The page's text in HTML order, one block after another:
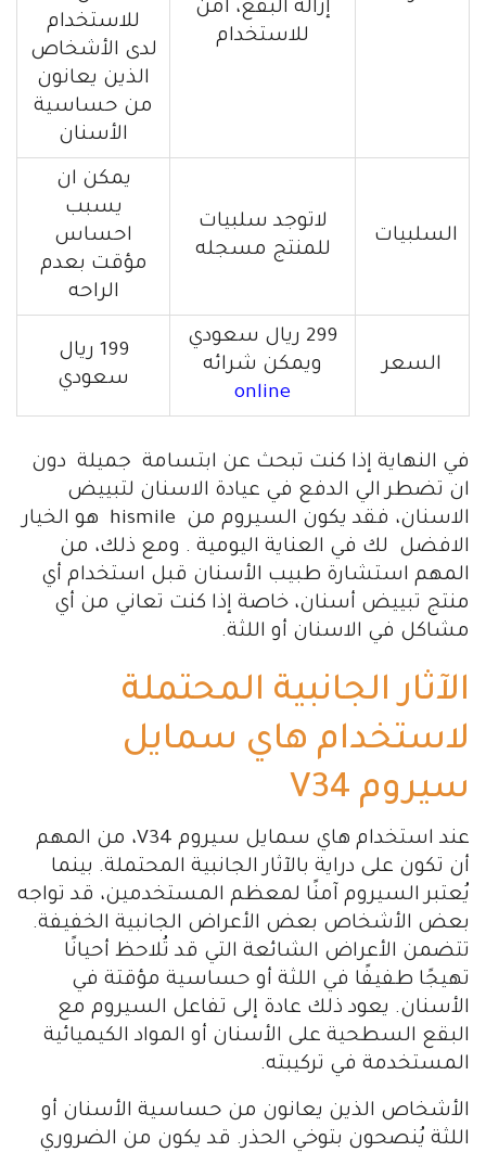
إزالة البقع، آمن
للاستخدام
للاستخدام
لدى الأشخاص
الذين يعانون
من حساسية
الأسنان
السلبيات
لاتوجد سلبيات
للمنتج مسجله
يمكن ان
يسبب
احساس
مؤقت بعدم
الراحه
السعر
299 ريال سعودي
ويمكن شرائه
online
199 ريال
سعودي
في النهاية إذا كنت تبحث عن ابتسامة جميلة دون
ان تضطر الي الدفع في عيادة الاسنان لتبييض
الاسنان، فقد يكون السيروم من hismile هو الخيار
الافضل لك في العناية اليومية . ومع ذلك، من
المهم استشارة طبيب الأسنان قبل استخدام أي
منتج تبييض أسنان، خاصة إذا كنت تعاني من أي
مشاكل في الاسنان أو اللثة.
الآثار الجانبية المحتملة
لاستخدام هاي سمايل
سيروم V34
عند استخدام هاي سمايل سيروم V34، من المهم
أن تكون على دراية بالآثار الجانبية المحتملة. بينما
يُعتبر السيروم آمنًا لمعظم المستخدمين، قد تواجه
بعض الأشخاص بعض الأعراض الجانبية الخفيفة.
تتضمن الأعراض الشائعة التي قد تُلاحظ أحيانًا
تهيجًا طفيفًا في اللثة أو حساسية مؤقتة في
الأسنان. يعود ذلك عادة إلى تفاعل السيروم مع
البقع السطحية على الأسنان أو المواد الكيميائية
المستخدمة في تركيبته.
الأشخاص الذين يعانون من حساسية الأسنان أو
اللثة يُنصحون بتوخي الحذر. قد يكون من الضروري